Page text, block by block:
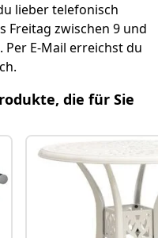
lieber telefonisch
Freitag zwischen 9 und
Per E-Mail erreichst du
die für Sie